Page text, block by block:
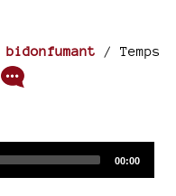
bidonfumant / Temps
Total
00:00